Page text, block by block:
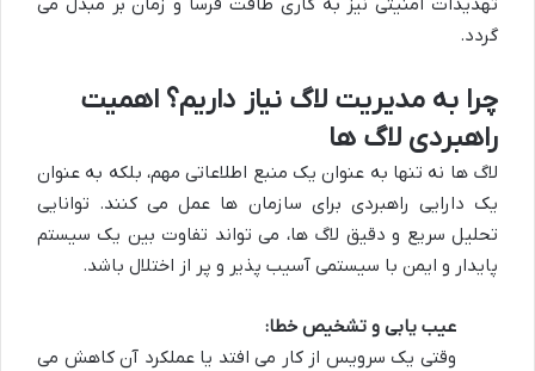
گردد.
چرا به مدیریت لاگ نیاز داریم؟ اهمیت
راهبردی لاگ ها
لاگ ها نه تنها به عنوان یک منبع اطلاعاتی مهم، بلکه به عنوان
یک دارایی راهبردی برای سازمان ها عمل می کنند. توانایی
تحلیل سریع و دقیق لاگ ها، می تواند تفاوت بین یک سیستم
پایدار و ایمن با سیستمی آسیب پذیر و پر از اختلال باشد.
عیب یابی و تشخیص خطا:
وقتی یک سرویس از کار می افتد یا عملکرد آن کاهش می